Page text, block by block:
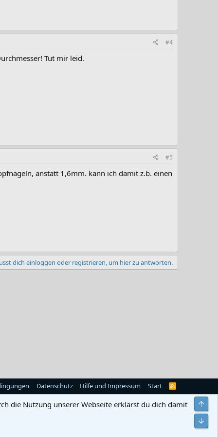
#4
Tut mir leid.
#5
anstatt 1,6mm. kann ich damit z.b. einen
dich einloggen oder registrieren, um hier zu antworten.
Datenschutz Hilfe und Impressum Start
R
die Nutzung unserer Webseite erklärst du dich damit